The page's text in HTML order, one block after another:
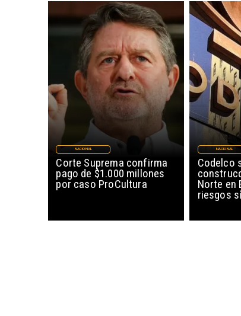
Corte Suprema confirma
pago de $1.000 millones
por caso ProCultura
NACIONAL
Codelco
Norte en
riesgos
NACIONAL